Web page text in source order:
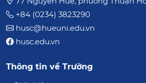
+84 (0234) 3823290
husc@hueuni.edu.vn
husc.edu.vn
Thông tin về Trường